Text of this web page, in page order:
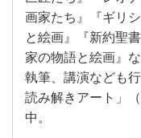
画家たち』『ギリ
と絵画』『新約聖
家の物語と絵画』
執筆、講演なども
読み解きアート」
中。